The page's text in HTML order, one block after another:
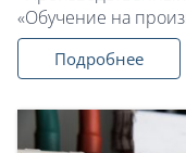
«Обучение на
Подробнее